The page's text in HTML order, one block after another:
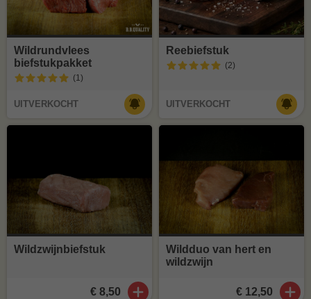
Wildrundvlees
biefstukpakket
(1 )
UITVERKOCHT
Reebiefstuk
(2)
UITVERKOCHT
Wildzwijnbiefstuk
€ 8,50
Wildduo van hert en
wildzwijn
€ 12,50